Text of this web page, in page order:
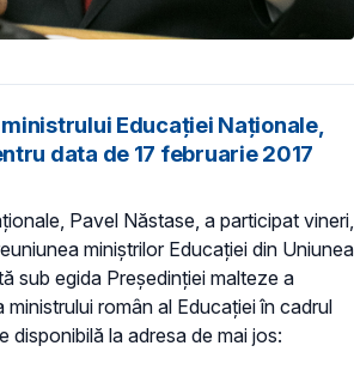
Educației Naționale,
data de 17 februarie 2017
Pavel Năstase, a participat vineri,
miniștrilor Educației din Uniunea
sub egida Președinției malteze a
ministrului român al Educației în cadrul
disponibilă la adresa de mai jos: